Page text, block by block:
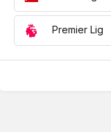
Premier Lig